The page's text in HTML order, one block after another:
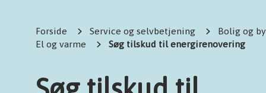
Forside Service og selvbetjening
Bolig og
El og varme
Søg tilskud til energirenovering